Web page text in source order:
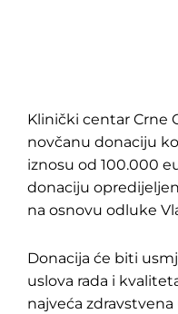
Klinički centar Crne
novčanu donaciju
iznosu od 100.000
donaciju
na osnovu odluke
Donacija će biti
uslova rada i
najveća